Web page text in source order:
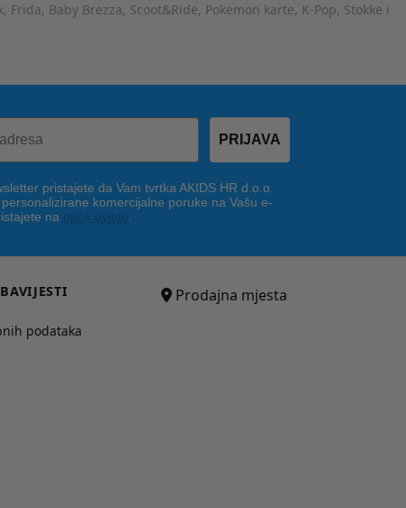
Baby Brezza, Scoot&Ride, Pokemon karte, K-Pop, Stokke i
PRIJAVA
pristajete da Vam tvrtka AKIDS HR d.o.o.
komercijalne poruke na Vašu e-
na
.
podataka
Prodajna mjesta